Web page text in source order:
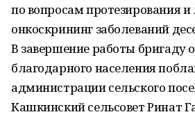
по вопросам протезирования
онкоскрининг заболеваний
В завершение работы бригаду
благодарного населения
администрации сельского
Кашкинский сельсовет Ринат